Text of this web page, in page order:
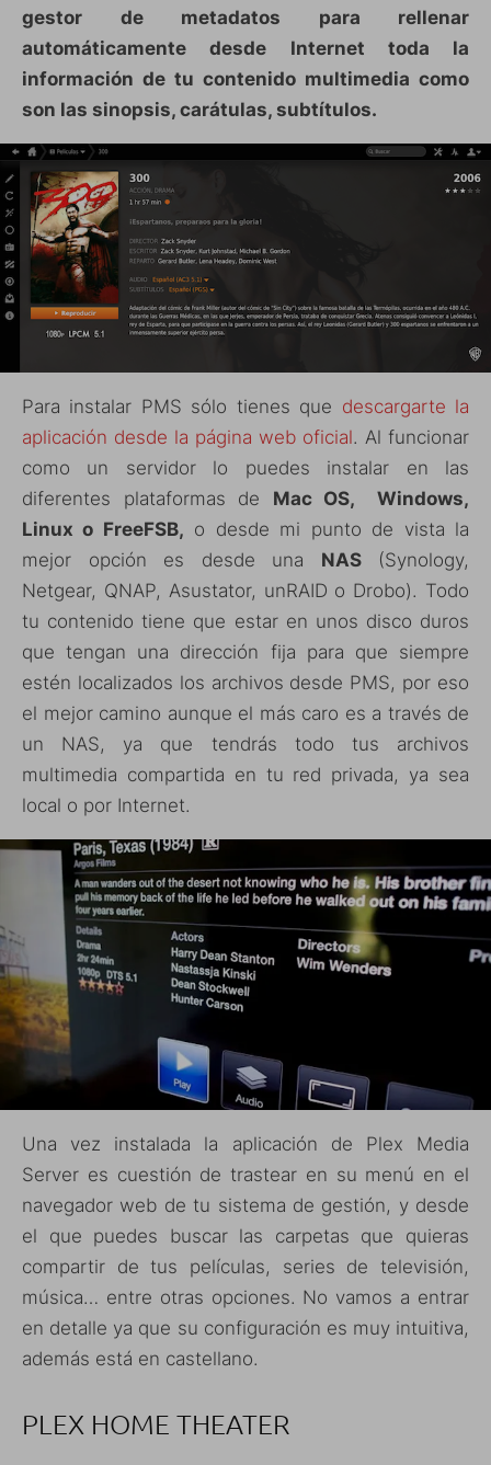
gestor de metadatos para rellenar
automáticamente desde Internet toda la
información de tu contenido multimedia como
son las sinopsis, carátulas, subtítulos.
Para instalar PMS sólo tienes que descargarte la
aplicación desde la página web oficial. Al funcionar
como un servidor lo puedes instalar en las
diferentes plataformas de Mac OS, Windows,
Linux o FreeFSB, o desde mi punto de vista la
mejor opción es desde una NAS(Synology,
Netgear, QNAP, Asustator, unRAID o Drobo). Todo
tu contenido tiene que estar en unos disco duros
que tengan una dirección fija para que siempre
estén localizados los archivos desde PMS, por eso
el mejor camino aunque el más caro es a través de
un NAS, ya que tendrás todo tus archivos
multimedia compartida en tu red privada, ya sea
local o por Internet.
Una vez instalada la aplicación de Plex Media
Server es cuestión de trastear en su menú en el
navegador web de tu sistema de gestión, y desde
el que puedes buscar las carpetas que quieras
compartir de tus películas, series de televisión,
música… entre otras opciones. No vamos a entrar
en detalle ya que su configuración es muy intuitiva,
además está en castellano.
PLEX HOME THEATER